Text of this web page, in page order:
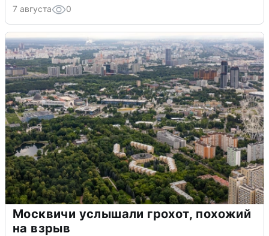
7 августа 0
Москвичи услышали грохот, похожий
на взрыв